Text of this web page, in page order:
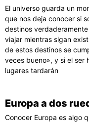
El universo guarda un
que nos deja conocer si
destinos
viajar mientras sigan
de estos destinos se
veces bueno», y si el ser
lugares tardarán
Europa a dos
Conocer Europa es algo